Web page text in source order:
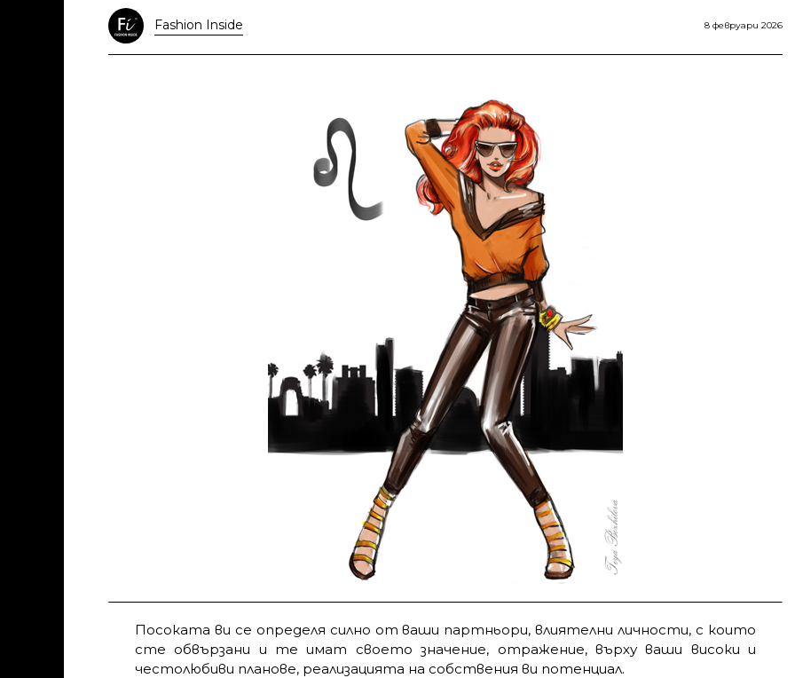
Fashion Inside 8 февруари 2026
Посоката ви се определя силно от ваши партньори, влиятелни личности, с които
сте обвързани и те имат своето значение, отражение, върху ваши високи и
честолюбиви планове, реализацията на собствения ви потенциал.